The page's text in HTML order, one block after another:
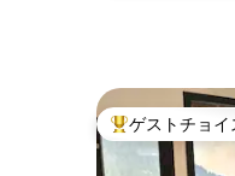
大好評のゲス
ゲストチョイ